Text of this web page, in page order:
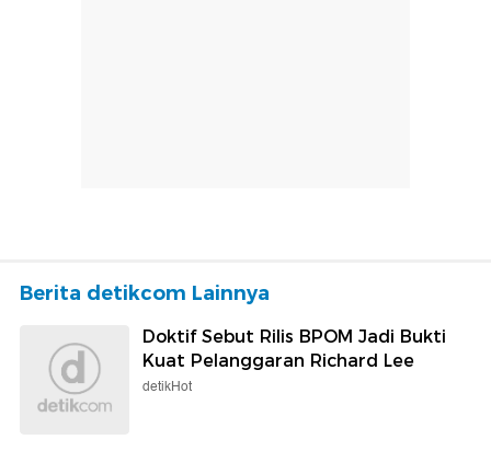
Berita detikcom Lainnya
Doktif Sebut Rilis BPOM Jadi Bukti
Kuat Pelanggaran Richard Lee
detikHot